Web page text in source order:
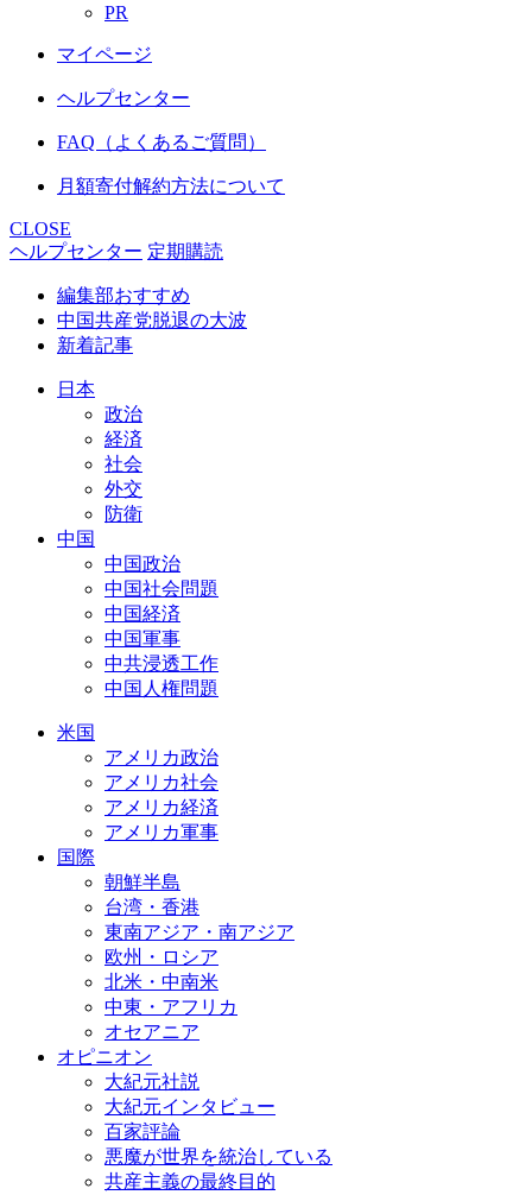
PR
マイページ
ヘルプセンター
FAQ（よくあるご質問）
月額寄付解約方法について
CLOSE
ヘルプセンター 定期購読
編集部おすすめ
中国共産党脱退の大波
新着記事
日本
政治
経済
社会
外交
防衛
中国
中国政治
中国社会問題
中国経済
中国軍事
中共浸透工作
中国人権問題
米国
アメリカ政治
アメリカ社会
アメリカ経済
アメリカ軍事
国際
朝鮮半島
台湾・香港
東南アジア・南アジア
欧州・ロシア
北米・中南米
中東・アフリカ
オセアニア
オピニオン
大紀元社説
大紀元インタビュー
百家評論
悪魔が世界を統治している
共産主義の最終目的